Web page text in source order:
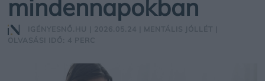
mindennapokban